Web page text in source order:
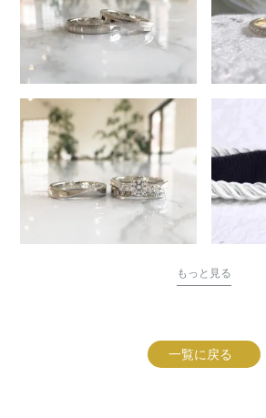
もっと見る
一覧に戻る